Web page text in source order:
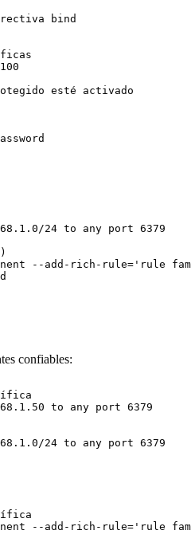
bind
esté activado
24 to any port 6379
--add-rich-rule='rule
confiables:
to any port 6379
24 to any port 6379
--add-rich-rule='rule